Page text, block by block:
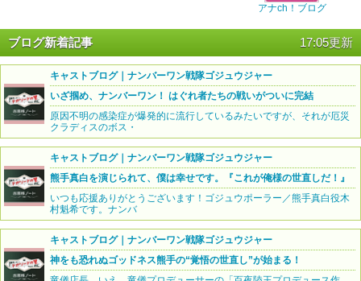
アナch！ブログ
ブログ新着記事 17:05更新
キャストブログ｜ナンバーワン戦隊ゴジュウジャー
いざ掴め、ナンバーワン！ はぐれ者たちの戦いがついに完結
原因不明の感染症が爆発的に流行しているみたいですが、それが厄災
クラディスのボス・
キャストブログ｜ナンバーワン戦隊ゴジュウジャー
熊手真白を演じられて、僕は幸せです。『これが俺様の世直しだ！』
いつも応援ありがとうございます！ゴジュウポーラー／熊手真白役木
村魁希です。ナンバ
キャストブログ｜ナンバーワン戦隊ゴジュウジャー
神をも恐れぬゴッドネス熊手の“覚悟の世直し”が始まる！